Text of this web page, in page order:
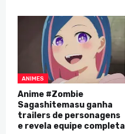
ANIMES
Anime #Zombie
Sagashitemasu ganha
trailers de personagens
e revela equipe completa